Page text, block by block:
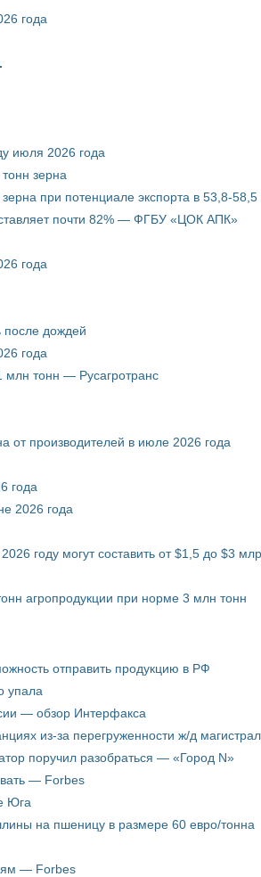
года
июля 2026 года
зерна
при потенциале экспорта в 53,8-
почти 82% — ФГБУ «ЦОК АПК»
года
после дождей
года
млн тонн — Русагротранс
от производителей в июле 2026 года
года
2026 года
году могут составить от $1,5 до $3
агропродукции при норме 3 млн тонн
отправить продукцию в РФ
упала
— обзор Интерфакса
из-за перегруженности ж/д
поручил разобраться — «Город N»
— Forbes
Юга
на пшеницу в размере 60 евро/тонна
— Forbes